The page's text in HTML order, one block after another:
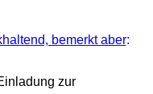
bemerkt aber:
zur